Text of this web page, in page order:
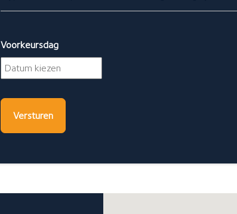
Voorkeursdag
dash